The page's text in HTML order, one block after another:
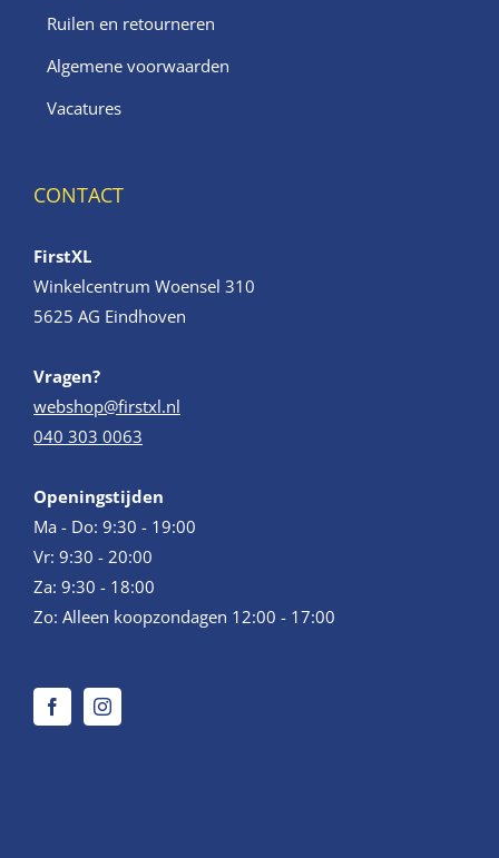
Ruilen en retourneren
Algemene voorwaarden
Vacatures
CONTACT
FirstXL
Winkelcentrum Woensel 310
5625 AG Eindhoven
Vragen?
webshop@firstxl.nl
040 303 0063
Openingstijden
Ma - Do: 9:30 - 19:00
Vr: 9:30 - 20:00
Za: 9:30 - 18:00
Zo: Alleen koopzondagen 12:00 - 17:00